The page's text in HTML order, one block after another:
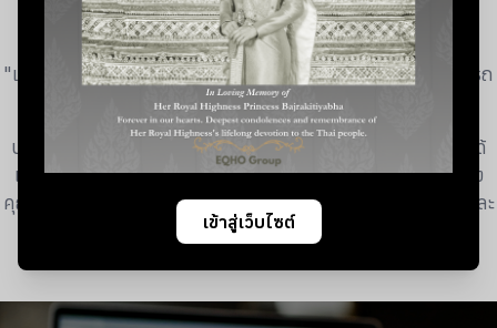
"เพราะเรารู้" เราจึงพัฒนาการให้บริการใน 3 กลุ่มหลัก ที่สามารถ
สร้างความแตกต่างให้ธุรกิจของคุณได้อย่างชัดเจนและลงตัว
บริการทั้ง 3 กลุ่มนี้ สามารถรวมกันเป็น One-Stop Service ได้
เพียงคุณไว้วางใจในคุณภาพของเรา พร้อมให้เราเดินเคียงข้าง
คุณในทุกความต้องการด้านการสื่อสาร เพื่อสร้างภาพลักษณ์และ
มอบความสำเร็จให้กับองค์กรของคุณ
เข้าสู่เว็บไซต์